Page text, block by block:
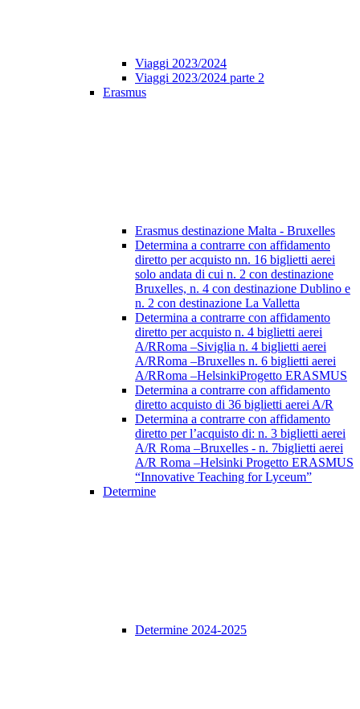
Viaggi 2023/2024
Viaggi 2023/2024 parte 2
Erasmus
Erasmus destinazione Malta - Bruxelles
Determina a contrarre con affidamento
diretto per acquisto nn. 16 biglietti aerei
solo andata di cui n. 2 con destinazione
Bruxelles, n. 4 con destinazione Dublino e
n. 2 con destinazione La Valletta
Determina a contrarre con affidamento
diretto per acquisto n. 4 biglietti aerei
A/RRoma –Siviglia n. 4 biglietti aerei
A/RRoma –Bruxelles n. 6 biglietti aerei
A/RRoma –HelsinkiProgetto ERASMUS
Determina a contrarre con affidamento
diretto acquisto di 36 biglietti aerei A/R
Determina a contrarre con affidamento
diretto per l’acquisto di: n. 3 biglietti aerei
A/R Roma –Bruxelles - n. 7biglietti aerei
A/R Roma –Helsinki Progetto ERASMUS
“Innovative Teaching for Lyceum”
Determine
Determine 2024-2025